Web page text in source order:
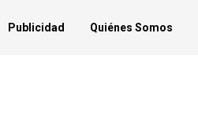
Publicidad Quiénes Somos